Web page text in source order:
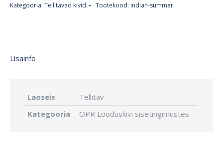
Kategooria: Tellitavad kivid Tootekood: indian-summer
Lisainfo
Laoseis
Tellitav
Kategooria
OPR Looduskivi sisetingimustes